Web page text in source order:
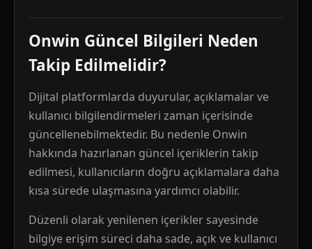
Onwin Güncel Bilgileri Neden
Takip Edilmelidir?
Dijital platformlarda duyurular, açıklamalar ve
kullanıcı bilgilendirmeleri zaman içerisinde
güncellenebilmektedir. Bu nedenle Onwin
hakkında hazırlanan güncel içeriklerin takip
edilmesi, kullanıcıların doğru açıklamalara daha
kısa sürede ulaşmasına yardımcı olabilir.
Düzenli olarak yenilenen içerikler sayesinde
bilgiye erişim süreci daha sade, açık ve kullanıcı